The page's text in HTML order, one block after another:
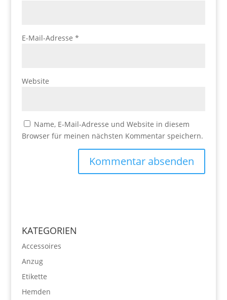
E-Mail-Adresse *
Website
Name, E-Mail-Adresse und Website in diesem
Browser für meinen nächsten Kommentar speichern.
KATEGORIEN
Accessoires
Anzug
Etikette
Hemden